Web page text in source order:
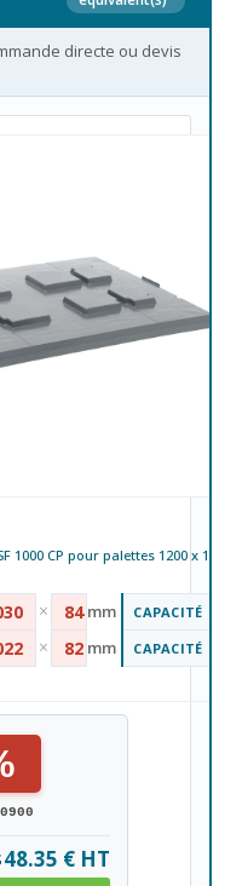
directe ou devis
1000 CP pour palettes 1200 x 1000
× 84 mm CAPACITÉ
× 82 mm CAPACITÉ
48.35 € HT